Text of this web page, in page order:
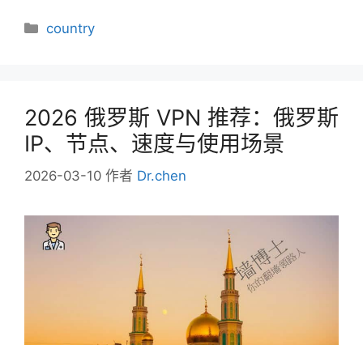
分
country
2026 俄罗斯 VPN 推荐：俄罗斯
IP、节点、速度与使用场景
2026-03-10 作者 Dr.chen